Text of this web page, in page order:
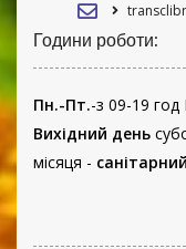
Години роботи:
Пн.-Пт.-з 09-19 год
Вихідний день
місяця -